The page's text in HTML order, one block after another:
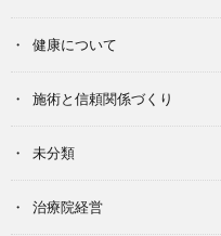
健康について
施術と信頼関係づくり
未分類
治療院経営